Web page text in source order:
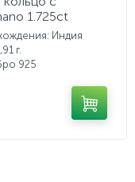
1.725ct
Индия
г.
925